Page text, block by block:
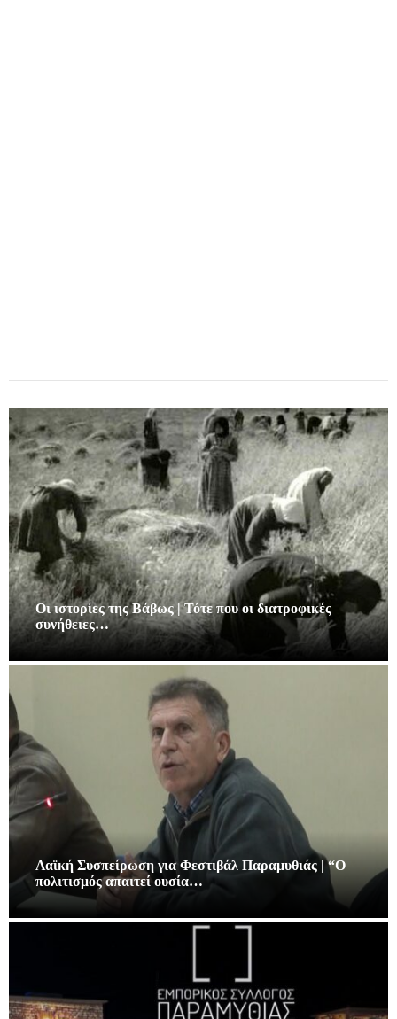
Οι ιστορίες της Βάβως | Τότε που οι διατροφικές
συνήθειες…
Λαϊκή Συσπείρωση για Φεστιβάλ Παραμυθιάς | “Ο
πολιτισμός απαιτεί ουσία…